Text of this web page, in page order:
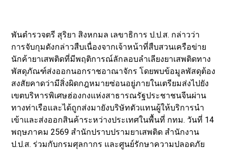
พันตำรวจตรี สุริยา สิงหกมล เลขาธิการ ป.ป.ส. กล่าวว่า
การจับกุมดังกล่าวสืบเนื่องจากเจ้าหน้าที่สืบสวนเครือข่าย
นักค้ายาเสพติดที่มีพฤติการณ์ลักลอบลำเลียงยาเสพติดทาง
พัสดุภัณฑ์ส่งออกนอกราชอาณาจักร โดยพบข้อมูลพัสดุต้อง
สงสัยคาดว่ามีสิ่งผิดกฎหมายซ่อนอยู่ภายในเตรียมส่งไปยัง
เขตบริหารพิเศษฮ่องกงแห่งสาธารณรัฐประชาชนจีนผ่าน
ทางท่าเรือและได้ถูกส่งมายังบริษัทตัวแทนผู้ให้บริการนำ
เข้าและส่งออกสินค้าระหว่างประเทศในพื้นที่ กทม. วันที่ 14
พฤษภาคม 2569 สำนักปราบปรามยาเสพติด สำนักงาน
ป.ป.ส. ร่วมกับกรมศุลกากร และศูนย์รักษาความปลอดภัย